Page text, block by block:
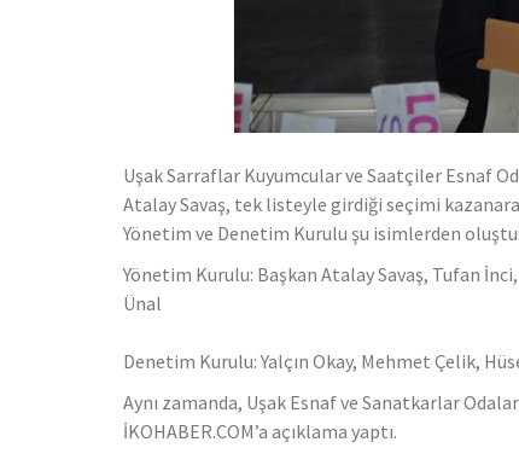
Uşak Sarraflar Kuyumcular ve Saatçiler Esnaf
Atalay Savaş, tek listeyle girdiği seçimi
Yönetim ve Denetim Kurulu şu isimlerden oluştu:
Yönetim Kurulu: Başkan Atalay Savaş, Tufan
Ünal
Denetim Kurulu: Yalçın Okay, Mehmet Çelik,
Aynı zamanda, Uşak Esnaf ve Sanatkarlar
İKOHABER.COM’a açıklama yaptı.